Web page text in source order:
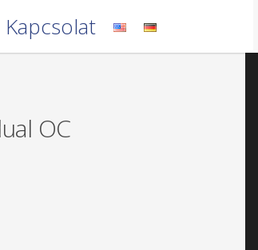
Kapcsolat
OC